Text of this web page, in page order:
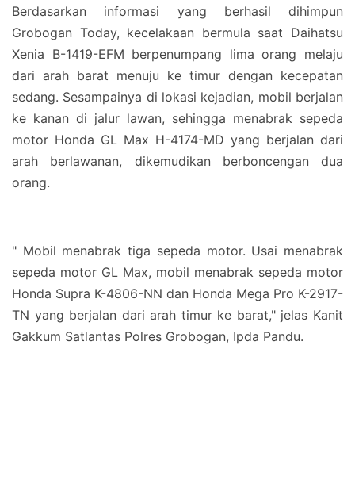
Berdasarkan informasi yang berhasil dihimpun
Grobogan Today, kecelakaan bermula saat Daihatsu
Xenia B-1419-EFM berpenumpang lima orang melaju
dari arah barat menuju ke timur dengan kecepatan
sedang. Sesampainya di lokasi kejadian, mobil berjalan
ke kanan di jalur lawan, sehingga menabrak sepeda
motor Honda GL Max H-4174-MD yang berjalan dari
arah berlawanan, dikemudikan berboncengan dua
orang.
" Mobil menabrak tiga sepeda motor. Usai menabrak
sepeda motor GL Max, mobil menabrak sepeda motor
Honda Supra K-4806-NN dan Honda Mega Pro K-2917-
TN yang berjalan dari arah timur ke barat," jelas Kanit
Gakkum Satlantas Polres Grobogan, Ipda Pandu.